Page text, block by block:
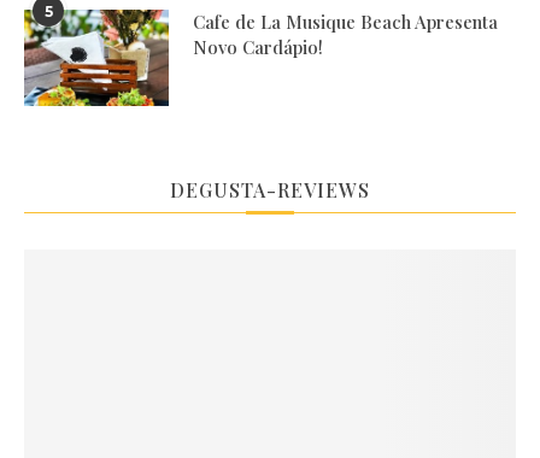
5
Cafe de La Musique Beach Apresenta
Novo Cardápio!
DEGUSTA-REVIEWS